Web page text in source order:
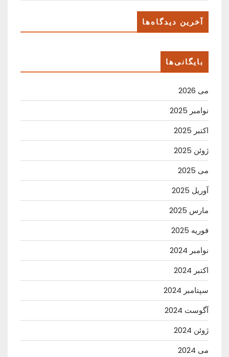
آخرین دیدگاه‌ها
بایگانی‌ها
می 2026
نوامبر 2025
اکتبر 2025
ژوئن 2025
می 2025
آوریل 2025
مارس 2025
فوریه 2025
نوامبر 2024
اکتبر 2024
سپتامبر 2024
آگوست 2024
ژوئن 2024
می 2024